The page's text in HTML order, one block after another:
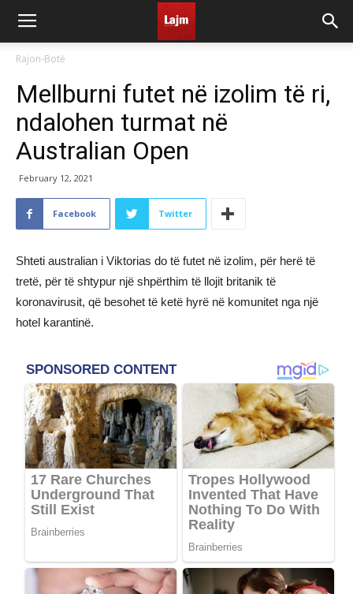
Rajon-Botë
Mellburni futet në izolim të ri,
ndalohen turmat në
Australian Open
February 12, 2021
Facebook Twitter
Shteti australian i Viktorias do të futet në izolim, për herë të
tretë, për të shtypur një shpërthim të llojit britanik të
koronavirusit, që besohet të ketë hyrë në komunitet nga një
hotel karantinë.